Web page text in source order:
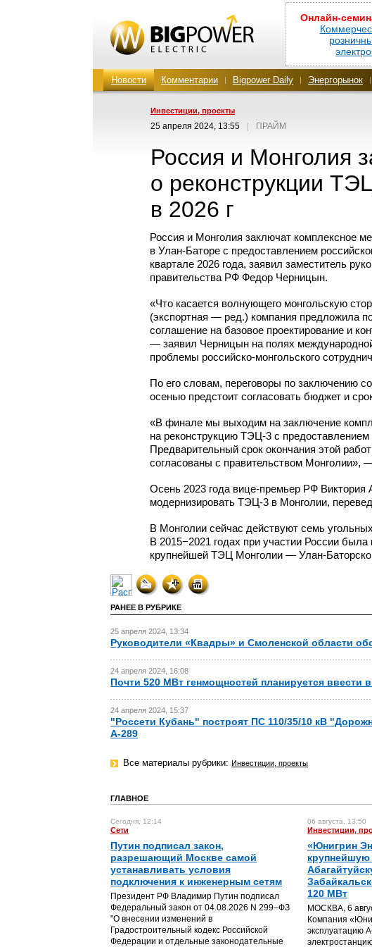
Онлайн-
Новости Комментарии Bigpower Daily Энергорынок
Инвестиции, проекты
25 апреля 2024, 13:55 ПРАЙМ
Россия и Монголия
о реконструкции
в 2026 г
Россия и Монголия заключат комплексное
в Улан-Баторе с предоставлением
квартале 2026 года, заявил заместитель
правительства РФ Федор Черницын.
«Что касается волнующего монгольскую
(экспортная — ред.) компания предложила
соглашение на базовое проектирование и
— заявил Черницын на полях
проблемы российско-монгольского
По его словам, переговоры по заключению
осенью предстоит согласовать бюджет и
«В финале мы выходим на заключение
на реконструкцию ТЭЦ-3 с предоставлением
Предварительный срок окончания этой
согласованы с правительством Монголии»,
Осень 2023 года вице-премьер РФ Виктория
модернизировать ТЭЦ-3 в Монголии,
В Монголии сейчас действуют семь
В 2015−2021 годах при участии России
крупнейшей ТЭЦ Монголии — Улан-
РАНЕЕ В РУБРИКЕ
25 апреля 2024, 13:34
Руководители «Квадры» и Смоленской области
24 апреля 2024, 16:08
Почти 520 МВт генмощностей планируется ввести в
24 апреля 2024, 15:37
"Россети Кубань" построят ПС 110/35/10 кВ
А-289
Все материалы рубрики: Инвестиции, проекты
ГЛАВНОЕ
Сегодня, 12:14
Сети
Путин подписал закон,
разрешающий Москве самой
устанавливать условия
подключения к инженерным сетям
Президент РФ Владимир Путин подписал
Федеральный закон от 04.08.2026 N 299–ФЗ
"О внесении изменений в
Градостроительный кодекс Российской
Федерации и отдельные законодательные
06 августа, 13:50
Инвестиции,
«Юнигрин
крупнейшую
120 МВт
МОСКВА, 6
Компания
эксплуатацию